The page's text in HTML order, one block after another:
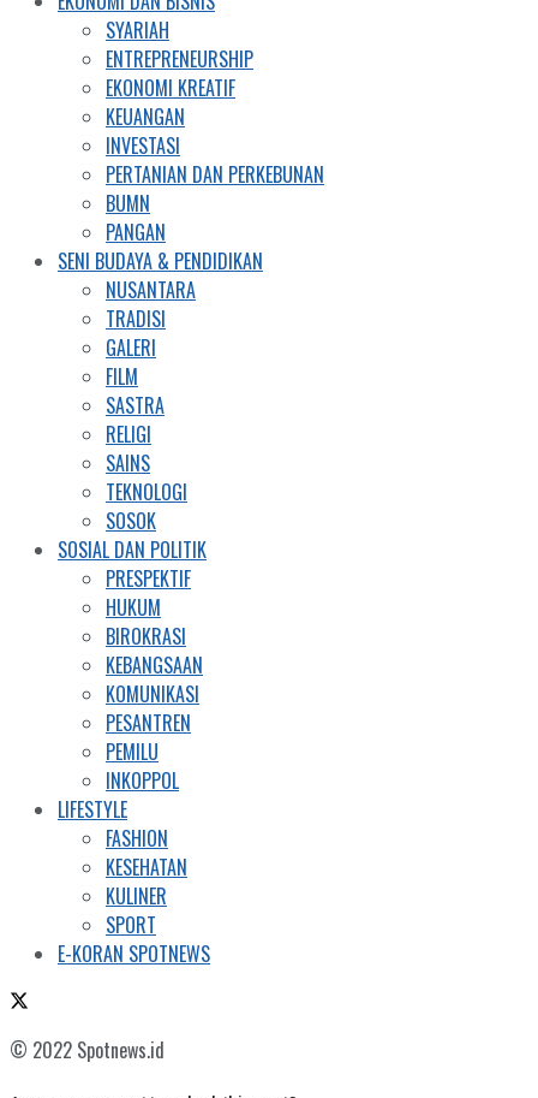
SYARIAH
ENTREPRENEURSHIP
EKONOMI KREATIF
KEUANGAN
INVESTASI
PERTANIAN DAN PERKEBUNAN
BUMN
PANGAN
SENI BUDAYA & PENDIDIKAN
NUSANTARA
TRADISI
GALERI
FILM
SASTRA
RELIGI
SAINS
TEKNOLOGI
SOSOK
SOSIAL DAN POLITIK
PRESPEKTIF
HUKUM
BIROKRASI
KEBANGSAAN
KOMUNIKASI
PESANTREN
PEMILU
INKOPPOL
LIFESTYLE
FASHION
KESEHATAN
KULINER
SPORT
E-KORAN SPOTNEWS
© 2022 Spotnews.id